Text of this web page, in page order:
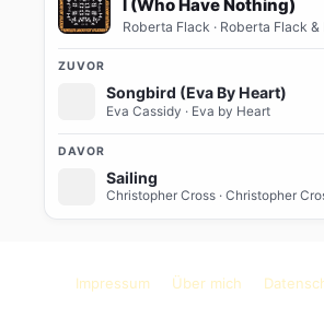
I (Who Have Nothing)
Roberta Flack · Roberta Flack
ZUVOR
Songbird (Eva By Heart)
Eva Cassidy · Eva by Heart
DAVOR
Sailing
Christopher Cross · Christopher
Impressum Über mich